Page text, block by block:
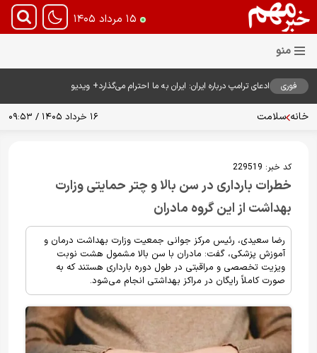
۱۵ مرداد ۱۴۰۵
فوری ادعای ترامپ درباره ایران: ایران به ما احترام می‌گذارد+ ویدیو
خانه سلامت ۱۶ خرداد ۱۴۰۵ / ۰۹:۵۳
کد خبر: 229519
خطرات بارداری در سن بالا و چتر حمایتی وزارت
بهداشت از این گروه مادران
رضا سعیدی، رئیس مرکز جوانی جمعیت وزارت بهداشت درمان و
آموزش پزشکی، گفت: مادران با سن بالا مشمول هشت نوبت
ویزیت تخصصی و مراقبتی در طول دوره بارداری هستند که به
صورت کاملاً رایگان در مراکز بهداشتی انجام می‌شود.